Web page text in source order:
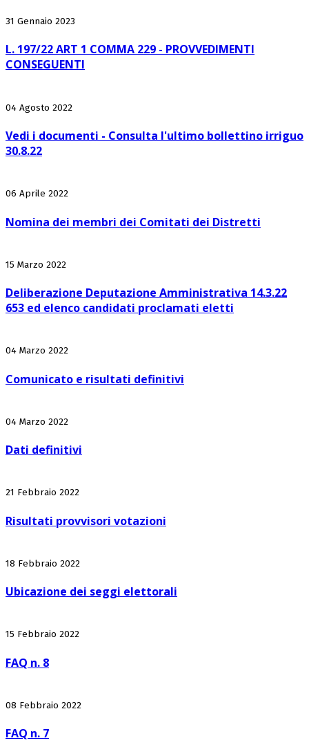
31 Gennaio 2023
L. 197/22 ART 1 COMMA 229 - PROVVEDIMENTI
CONSEGUENTI
04 Agosto 2022
Vedi i documenti - Consulta l'ultimo bollettino irriguo
30.8.22
06 Aprile 2022
Nomina dei membri dei Comitati dei Distretti
15 Marzo 2022
Deliberazione Deputazione Amministrativa 14.3.22
653 ed elenco candidati proclamati eletti
04 Marzo 2022
Comunicato e risultati definitivi
04 Marzo 2022
Dati definitivi
21 Febbraio 2022
Risultati provvisori votazioni
18 Febbraio 2022
Ubicazione dei seggi elettorali
15 Febbraio 2022
FAQ n. 8
08 Febbraio 2022
FAQ n. 7